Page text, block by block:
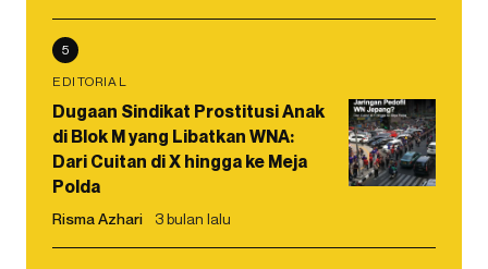
5
EDITORIAL
Dugaan Sindikat Prostitusi Anak
di Blok M yang Libatkan WNA:
Dari Cuitan di X hingga ke Meja
Polda
Risma Azhari 3 bulan lalu